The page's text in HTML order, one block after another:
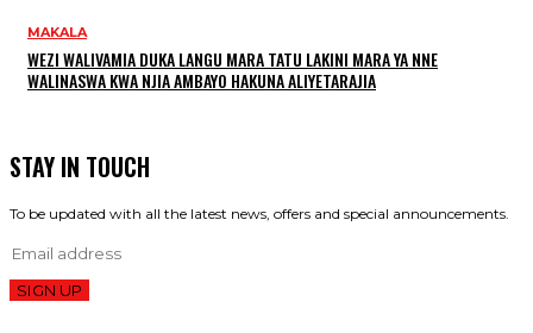
MAKALA
WEZI WALIVAMIA DUKA LANGU MARA TATU LAKINI MARA YA NNE
WALINASWA KWA NJIA AMBAYO HAKUNA ALIYETARAJIA
STAY IN TOUCH
To be updated with all the latest news, offers and special announcements.
SIGN UP